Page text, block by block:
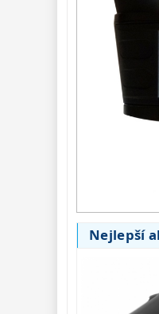
Montáže
Seřízení
Zrcátka a
AstroFoto
Univerzální
Nejlepší